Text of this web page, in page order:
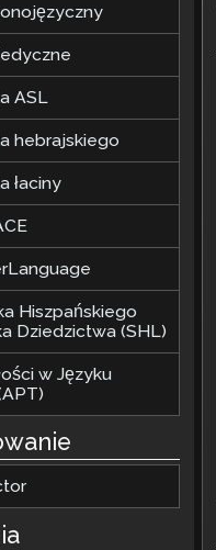
ASL
hebrajskiego
łaciny
Hiszpańskiego
Dziedzictwa (SHL)
w Języku